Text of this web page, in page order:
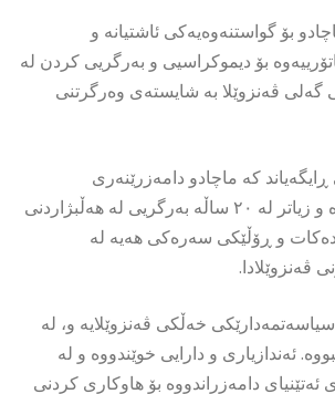
بۆ گواستنەوەیەکی ئاشتیانە و
بۆ دیموکراسیی و بەرگریی کردن لە
گەلی ڤەنزوێلا بە شایستەی وەرگرتنی
کە ماچادو دامەزرێنەری
ڕێکخراوی Sumateە و زیاتر لە ٢٠ ساڵە بەرگریی لە ھەڵبژاردنی
دەکات و ڕۆڵێکی سەرەکی ھەیە لە
ڤەنزوێلادا.
سیاسەتمەدارێکی خەڵکی ڤەنزوێلایە و، لە
لەدایکبووە. ئەندازیاری و دارایی خوێندووە و لە
دەزگای ئەتێنیای دامەزراندووە بۆ هاوکاری کردنی